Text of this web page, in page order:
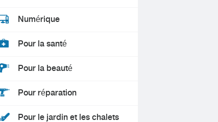
Numérique
Pour la santé
Pour la beauté
Pour réparation
Pour le jardin et les chalets